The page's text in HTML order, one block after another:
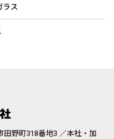
ラス
野町318番地3 ／本社・加